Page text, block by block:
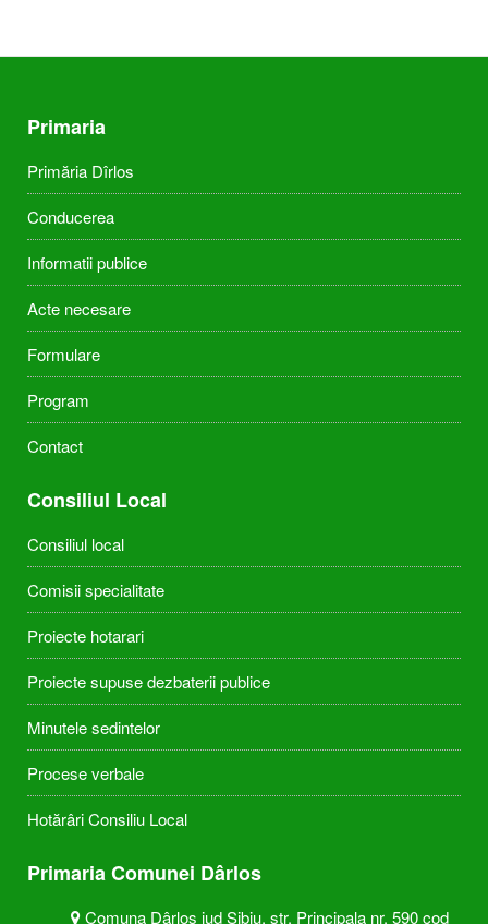
Primaria
Primăria Dîrlos
Conducerea
Informatii publice
Acte necesare
Formulare
Program
Contact
Consiliul Local
Consiliul local
Comisii specialitate
Proiecte hotarari
Proiecte supuse dezbaterii publice
Minutele sedintelor
Procese verbale
Hotărâri Consiliu Local
Primaria Comunei Dârlos
Comuna Dârlos jud Sibiu, str. Principala nr. 590 cod